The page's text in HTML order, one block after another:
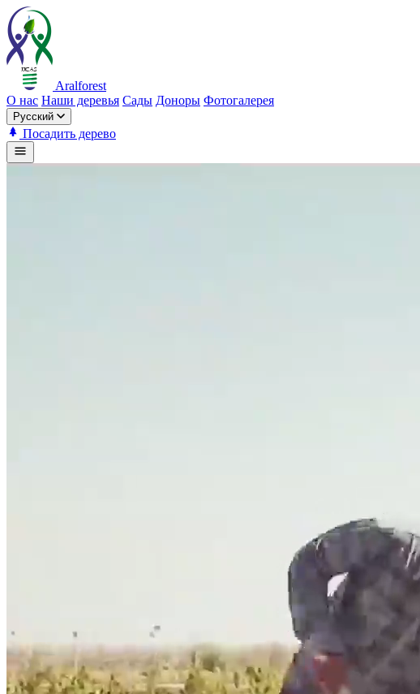
Aralforest
О нас Наши деревья Сады Доноры Фотогалерея
Русский
Посадить дерево